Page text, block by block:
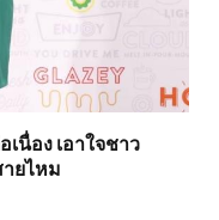
นื่อง เอาใจชาว
ยไหม